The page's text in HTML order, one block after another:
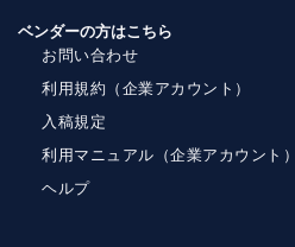
ベンダーの方はこちら
お問い合わせ
利用規約（企業アカウント）
入稿規定
利用マニュアル（企業アカウント）
ヘルプ